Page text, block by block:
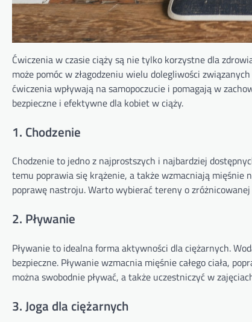
Ćwiczenia w czasie ciąży są nie tylko korzystne dla
może pomóc w złagodzeniu wielu dolegliwości
ćwiczenia wpływają na samopoczucie i pomagają w
bezpieczne i efektywne dla kobiet w ciąży.
1. Chodzenie
Chodzenie to jedno z najprostszych i najbardziej
temu poprawia się krążenie, a także wzmacniają mięśnie
poprawę nastroju. Warto wybierać tereny o
2. Pływanie
Pływanie to idealna forma aktywności dla ciężarnych.
bezpieczne. Pływanie wzmacnia mięśnie całego ciała,
można swobodnie pływać, a także uczestniczyć w
3. Joga dla ciężarnych